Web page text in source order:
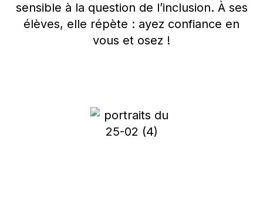
sensible à la question de l’inclusion. À ses
élèves, elle répète : ayez confiance en
vous et osez !